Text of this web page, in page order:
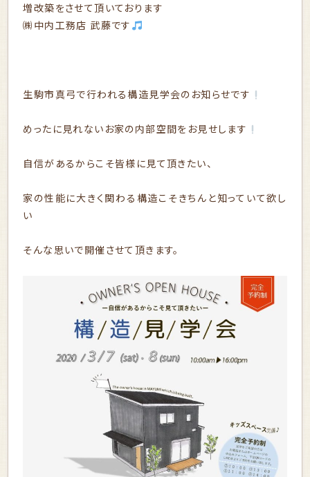
増改築をさせて頂いております
㈱中内工務店 武藤です
生駒市真弓で行われる構造見学会のお知らせです
めったに見れないお家の内部空間をお見せします
自信があるからこそ皆様に見て頂きたい、
家の性能に大きく関わる構造こそきちんと知っていて欲し
い
そんな思いで開催させて頂きます。